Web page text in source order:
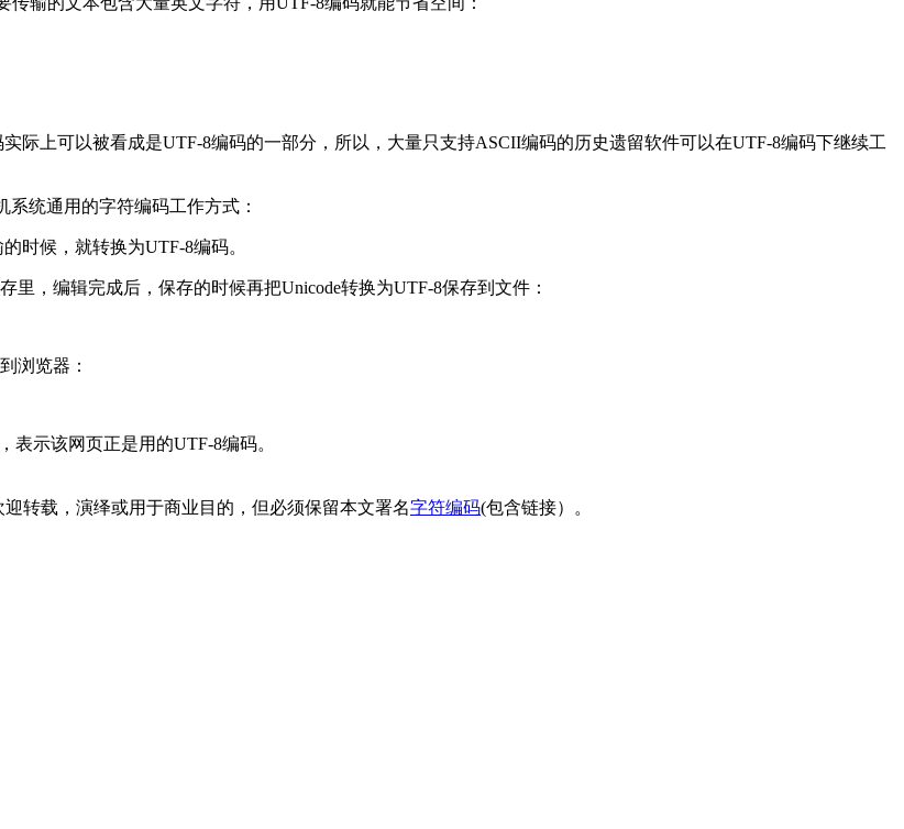
际上可以被看成是UTF-8编码的一部分，所以，大量只支持ASCII编码的历史遗留软件可以在UTF-8编码下继续工
统通用的字符编码工作方式：
时候，就转换为UTF-8编码。
，编辑完成后，保存的时候再把Unicode转换为UTF-8保存到文件：
浏览器：
表示该网页正是用的UTF-8编码。
转载，演绎或用于商业目的，但必须保留本文署名字符编码(包含链接）。